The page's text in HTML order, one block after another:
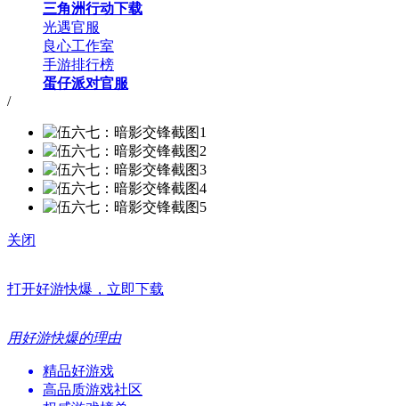
三角洲行动下载
光遇官服
良心工作室
手游排行榜
蛋仔派对官服
/
关闭
打开好游快爆，立即下载
用好游快爆的理由
精品好游戏
高品质游戏社区